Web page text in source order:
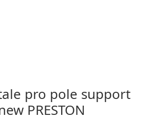
pro pole support
PRESTON